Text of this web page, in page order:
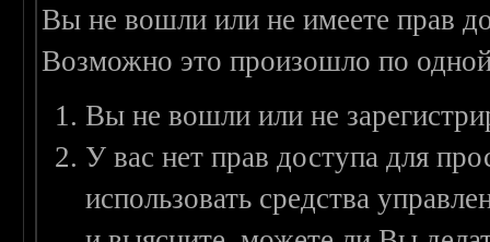
Вы не вошли или не имеете прав
Возможно это произошло по
Вы не вошли или не
У вас нет прав доступа для
использовать средства